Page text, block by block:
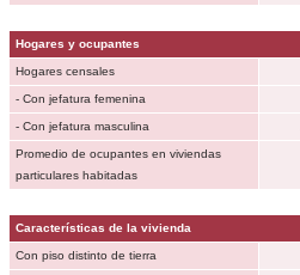
Hogares y ocupantes
Hogares censales
- Con jefatura femenina
- Con jefatura masculina
Promedio de ocupantes en viviendas
particulares habitadas
Características de la vivienda
Con piso distinto de tierra